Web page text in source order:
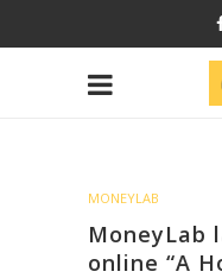
MONEYLAB
MoneyLab
online “A